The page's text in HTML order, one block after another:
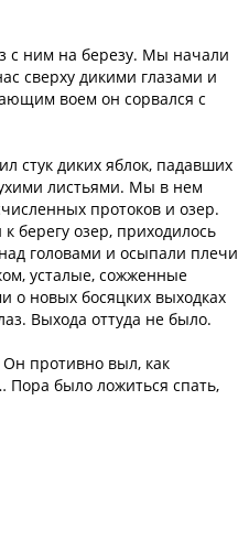
с ним на березу. Мы начали
сверху дикими глазами и
воем он сорвался с
стук диких яблок, падавших
листьями. Мы в нем
протоков и озер.
берегу озер, приходилось
головами и осыпали плечи
усталые, сожженные
о новых босяцких выходках
Выхода оттуда не было.
противно выл, как
Пора было ложиться спать,